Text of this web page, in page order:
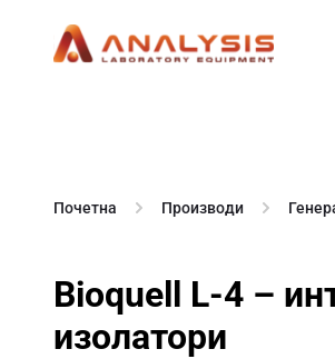
Почетна Производи
Bioquell L-4 –
изолатори